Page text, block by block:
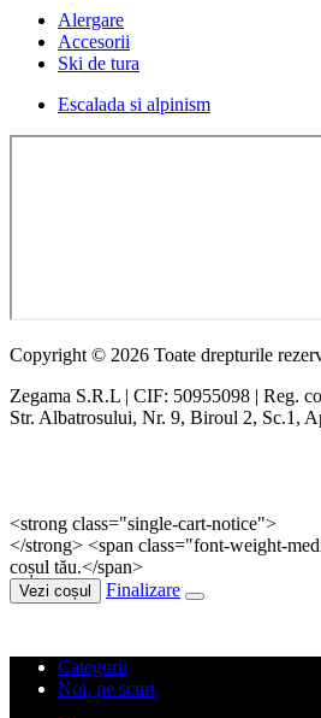
Alergare
Accesorii
Ski de tura
Escalada si alpinism
Copyright © 2026 Toate drepturile
Zegama S.R.L | CIF: 50955098 | Reg.
Str. Albatrosului, Nr. 9, Biroul 2, Sc.1,
<strong class="single-cart-notice">
</strong> <span class="font-weight-
coșul tău.</span>
Vezi coșul Finalizare
Categorii
Noi, pe scurt